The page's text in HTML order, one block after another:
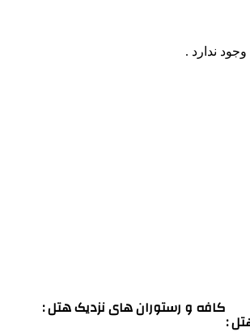
ندارد .
:
کافه و رستوران های نزدیک هتل :